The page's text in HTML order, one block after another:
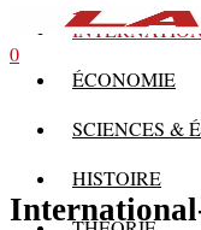
ÉCONOMIE
SCIENCES &
HISTOIRE
0
International